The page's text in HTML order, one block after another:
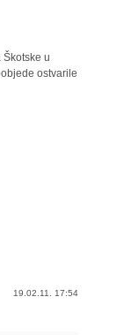
u
ostvarile
19.02.11. 17:54